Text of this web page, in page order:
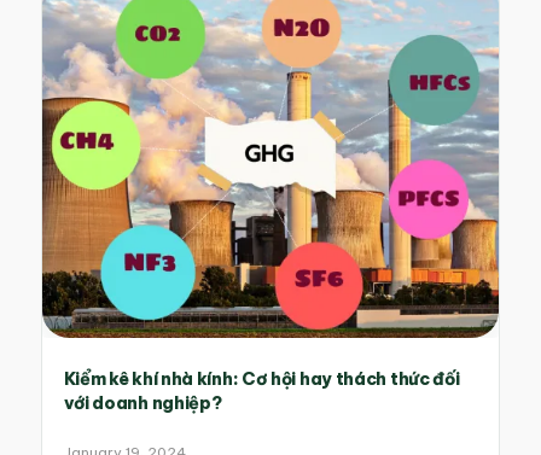
Kiểm kê khí nhà kính: Cơ hội hay thách thức đối
với doanh nghiệp?